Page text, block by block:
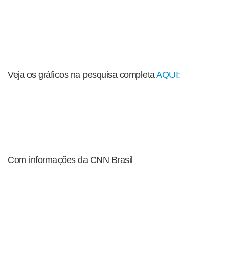
Veja os gráficos na pesquisa completaAQUI:
Com informações da CNN Brasil